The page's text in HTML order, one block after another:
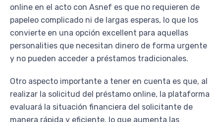
online en el acto con Asnef es que no requieren de
papeleo complicado ni de largas esperas, lo que los
convierte en una opción excellent para aquellas
personalities que necesitan dinero de forma urgente
y no pueden acceder a préstamos tradicionales.
Otro aspecto importante a tener en cuenta es que, al
realizar la solicitud del préstamo online, la plataforma
evaluará la situación financiera del solicitante de
manera rápida y eficiente, lo que aumenta las